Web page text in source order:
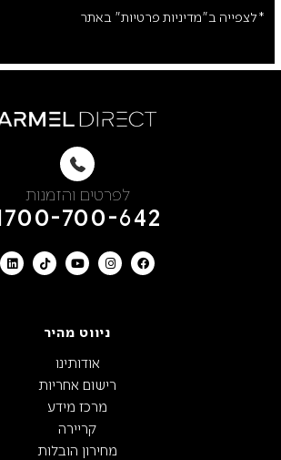
*לצפייה ב"מדיניות פרטיות" באתר
לפרטים והזמנות
700-642
ניווט מהיר
אודותינו
רישום אחריות
מרכז מידע
קריירה
מחירון הובלות